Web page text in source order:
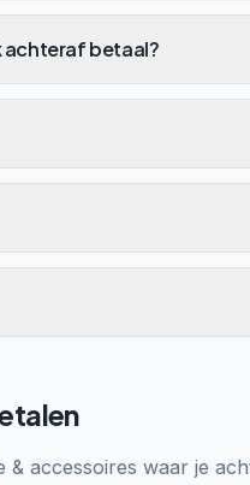
achteraf betaal?
& accessoires waar je